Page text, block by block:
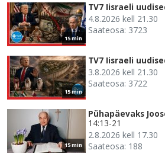
15 min
TV7 Iisraeli
4.8.2026 kell 21.30
Saateosa: 3723
15 min
TV7 Iisraeli
3.8.2026 kell 21.30
Saateosa: 3722
15 min
Pühapäevaks
14:13-21
2.8.2026 kell 17.30
Saateosa: 188